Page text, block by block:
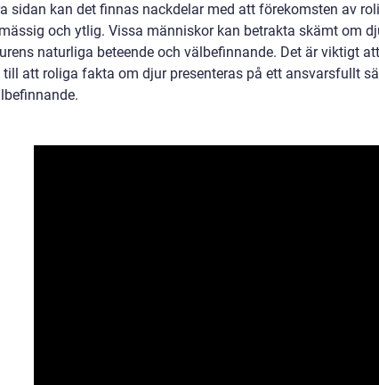
sidan kan det finnas nackdelar med att förekomsten av
och ytlig. Vissa människor kan betrakta skämt om
naturliga beteende och välbefinnande. Det är viktigt
till att roliga fakta om djur presenteras på ett ansvarsfullt